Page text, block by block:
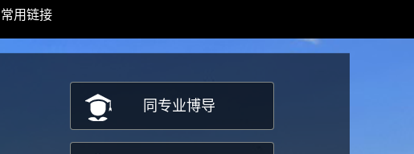
常用链接
同专业博导